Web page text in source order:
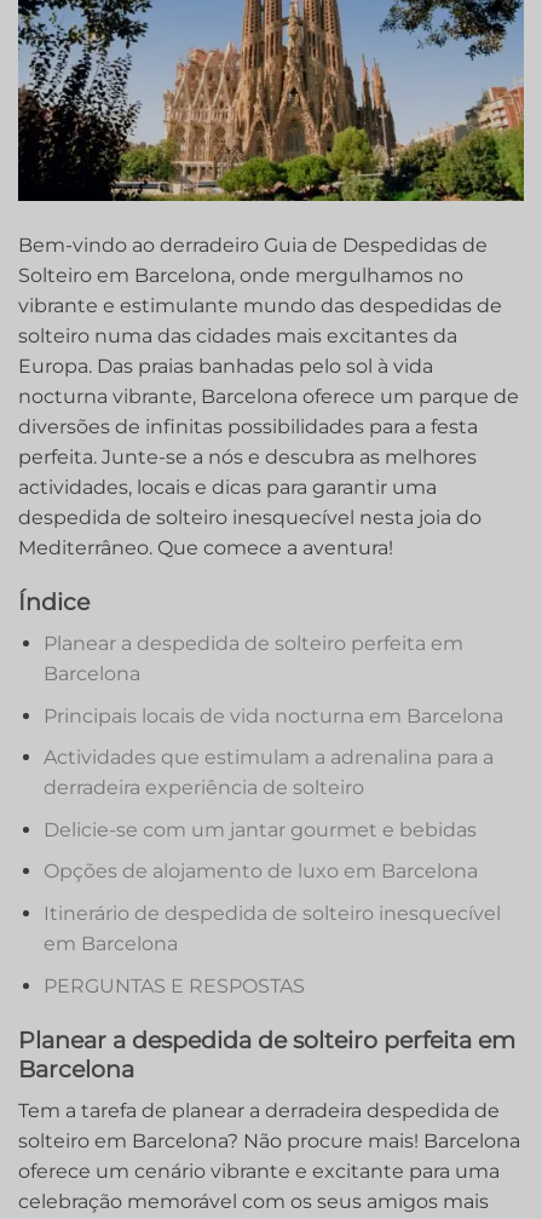
Bem-vindo ao derradeiro Guia de Despedidas de
Solteiro em Barcelona, onde mergulhamos no
vibrante‍ e estimulante mundo das despedidas de
solteiro numa das cidades mais excitantes da
Europa. Das praias banhadas pelo sol à vida
nocturna vibrante, Barcelona oferece um parque de
diversões de infinitas possibilidades para a festa
perfeita. Junte-se a nós e descubra as melhores
actividades, locais e dicas para garantir uma
despedida de solteiro inesquecível nesta joia do
Mediterrâneo. Que comece a aventura!
Índice
Planear a despedida de solteiro perfeita em
Barcelona
Principais locais de vida nocturna em Barcelona
Actividades que estimulam a adrenalina para a
derradeira experiência de solteiro
Delicie-se com um jantar gourmet e bebidas
Opções de alojamento de luxo em Barcelona
Itinerário de despedida de solteiro inesquecível
em Barcelona
PERGUNTAS E RESPOSTAS
Planear a despedida de solteiro perfeita em
Barcelona
Tem a tarefa de planear a derradeira despedida de
solteiro em Barcelona? Não procure mais! Barcelona
oferece um‍ cenário vibrante e excitante para uma
celebração memorável com os seus amigos mais